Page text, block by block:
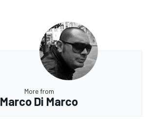
More from
Marco Di Marco